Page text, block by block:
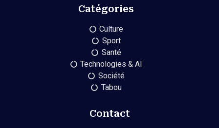
Catégories
Culture
Sport
Santé
Technologies & AI
Société
Tabou
Contact